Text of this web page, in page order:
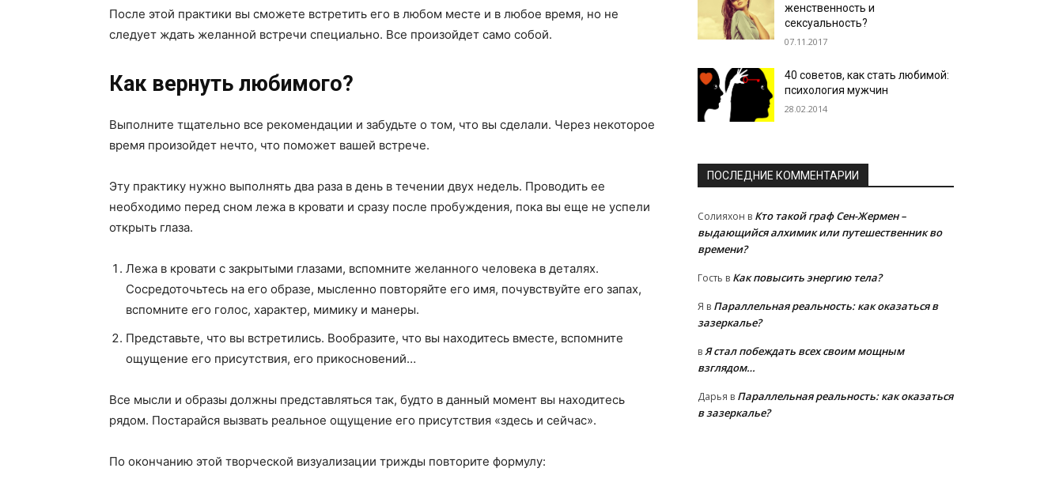
После этой практики вы сможете встретить его в любом месте и в любое время, но не
следует ждать желанной встречи специально. Все произойдет само собой.
Как вернуть любимого?
Выполните тщательно все рекомендации и забудьте о том, что вы сделали. Через некоторое
время произойдет нечто, что поможет вашей встрече.
Эту практику нужно выполнять два раза в день в течении двух недель. Проводить ее
необходимо перед сном лежа в кровати и сразу после пробуждения, пока вы еще не успели
открыть глаза.
Лежа в кровати с закрытыми глазами, вспомните желанного человека в деталях.
Сосредоточьтесь на его образе, мысленно повторяйте его имя, почувствуйте его запах,
вспомните его голос, характер, мимику и манеры.
Представьте, что вы встретились. Вообразите, что вы находитесь вместе, вспомните
ощущение его присутствия, его прикосновений…
Все мысли и образы должны представляться так, будто в данный момент вы находитесь
рядом. Постарайся вызвать реальное ощущение его присутствия «здесь и сейчас».
По окончанию этой творческой визуализации трижды повторите формулу:
женственность и
сексуальность?
07.11.2017
40 советов, как стать любимой:
психология мужчин
28.02.2014
ПОСЛЕДНИЕ КОММЕНТАРИИ
Солияхон в Кто такой граф Сен-Жермен –
выдающийся алхимик или путешественник во
времени?
Гость в Как повысить энергию тела?
Я в Параллельная реальность: как оказаться в
зазеркалье?
вЯ стал побеждать всех своим мощным
взглядом…
Дарья в Параллельная реальность: как оказаться
в зазеркалье?